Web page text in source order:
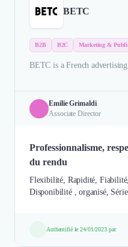
BETC
B2B B2C Marketing &
BETC is a French
Emilie Grimaldi
Associate Director
Professionnalisme,
du rendu
Flexibilité, Rapidité,
Disponibilité , organisé,
Authentifié le 24/01/2023 par